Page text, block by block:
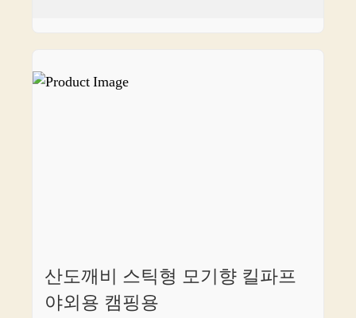
산도깨비 스틱형 모기향 킬파프
야외용 캠핑용